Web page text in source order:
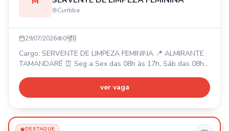
Curitiba
29/07/2026 0 0
Cargo: SERVENTE DE LIMPEZA FEMININA 📍 ALMIRANTE
TAMANDARÉ ⏰ Seg a Sex das 08h às 17h, Sáb das 08h
900,00 + Vale Transporte R$ 12,00 por dia. Requisitos:
Experiência comprovada na função, conhecimento em
higienização, atenção aos detalhes, comprometimento,
atitude pr
ver vaga
DESTAQUE